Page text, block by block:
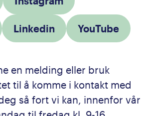
Linkedin YouTube
en melding eller bruk
til å komme i kontakt med
så fort vi kan, innenfor vår